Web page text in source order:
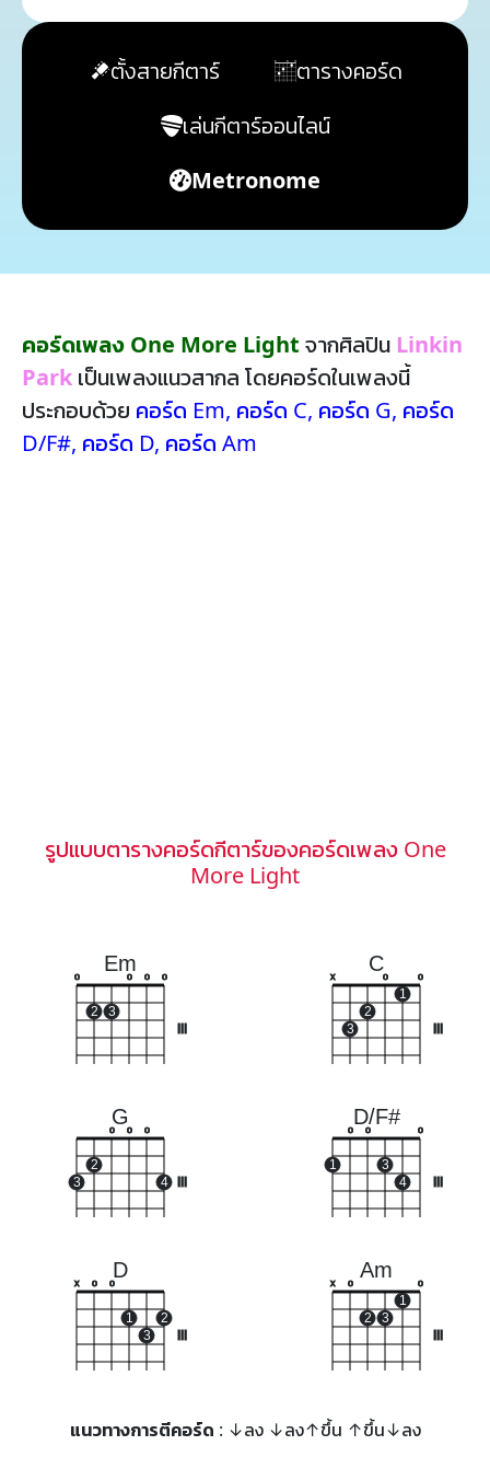
ตั้งสายกีตาร์
ตารางคอร์ด
เล่นกีตาร์ออนไลน์
Metronome
คอร์ดเพลง One More Light จากศิลปิน Linkin
Park เป็นเพลงแนวสากล โดยคอร์ดในเพลงนี้
ประกอบด้วย คอร์ด Em, คอร์ด C, คอร์ด G, คอร์ด
D/F#, คอร์ด D, คอร์ด Am
รูปแบบตารางคอร์ดกีตาร์ของคอร์ดเพลง One
More Light
Em
o
2 3
o o o
C
x
3
2
o
1
o
G
3
2
o o o
4
D/F#
1
o o
3
4
o
D
x o o
1
3
2
Am
x o
2 3
1
o
แนวทางการตีคอร์ด : ↓ลง ↓ลง↑ขึ้น ↑ขึ้น↓ลง